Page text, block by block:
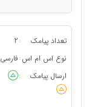
تعداد پیامک :
2
نوع اس ام اس : فارسی
ارسال پیامک
: